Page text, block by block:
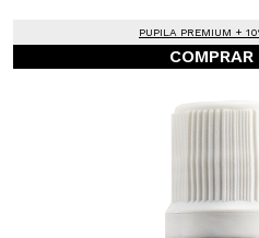
PUPILA PREMIUM +